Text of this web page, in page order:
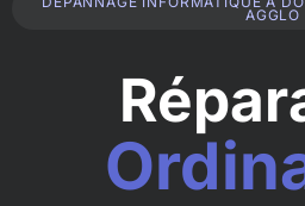
AGGLO